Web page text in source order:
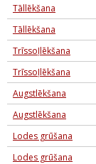
Tāllēkšana
Tāllēkšana
Trīssoļlēkšana
Trīssoļlēkšana
Augstlēkšana
Augstlēkšana
Lodes grūšana
Lodes grūšana